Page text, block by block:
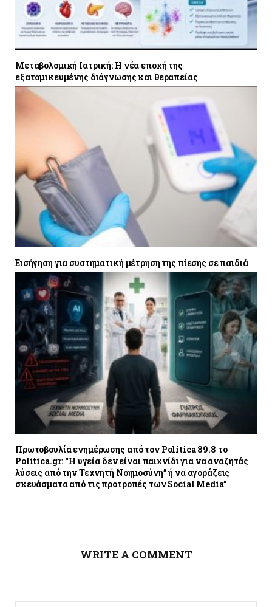
Μεταβολομική Ιατρική: Η νέα εποχή της
εξατομικευμένης διάγνωσης και θεραπείας
Εισήγηση για συστηματική μέτρηση της πίεσης σε παιδιά
Πρωτοβουλία ενημέρωσης από τον Politica 89.8 το
Politica.gr: “Η υγεία δεν είναι παιχνίδι για να αναζητάς
λύσεις από την Τεχνητή Νοημοσύνη” ή να αγοράζεις
σκευάσματα από τις προτροπές των Social Media”
WRITE A COMMENT